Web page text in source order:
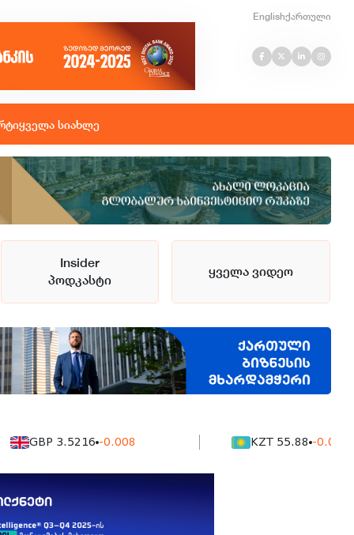
Englishქართული
ყველა სიახლე
Insider
პოდკასტი
ყველა ვიდეო
3.5216 -0.008 KZT 55.88 -0.0016